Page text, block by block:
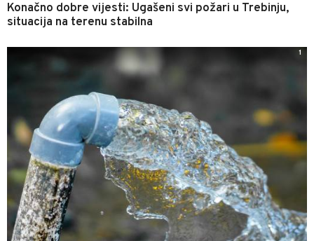
Konačno dobre vijesti: Ugašeni svi požari u Trebinju,
situacija na terenu stabilna
1